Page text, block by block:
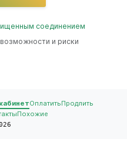
соединением
и риски
Оплатить Продлить
Похожие